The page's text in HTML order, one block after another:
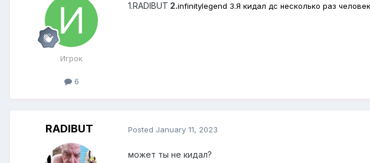
Игрок
6
1.RADIBUT 2.infinitylegend 3.Я кидал дс несколько раз
RADIBUT Posted January 11, 2023
может ты не кидал?